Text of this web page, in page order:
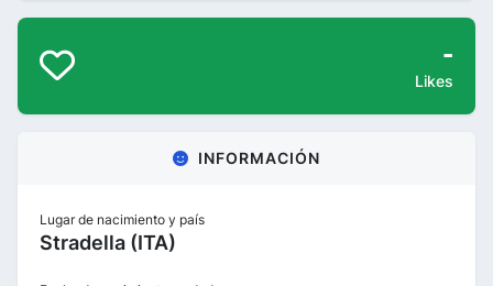
-
Likes
INFORMACIÓN
Lugar de nacimiento y país
Stradella (ITA)